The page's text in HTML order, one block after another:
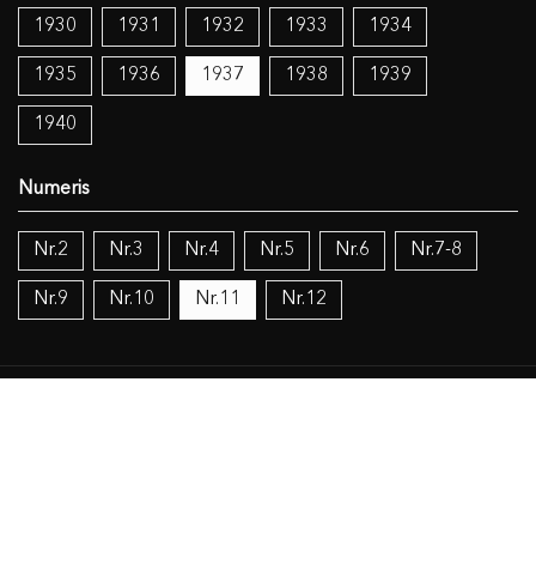
1930 1931 1932 1933 1934
1935 1936 1937 1938 1939
1940
Nr.2 Nr.3 Nr.4 Nr.5 Nr.6 Nr.7-8
Nr.9 Nr.10 Nr.11 Nr.12